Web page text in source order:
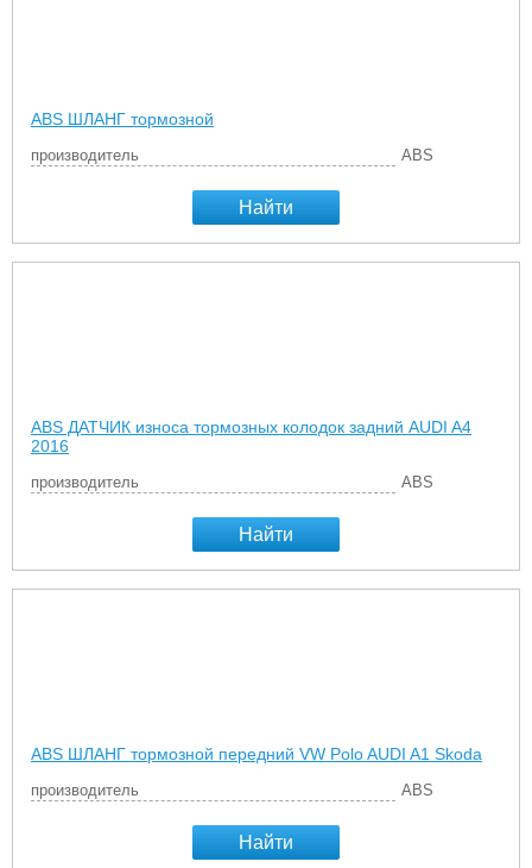
ABS ШЛАНГ тормозной
производитель ABS
Найти
ABS ДАТЧИК износа тормозных колодок задний AUDI A4
2016
производитель ABS
Найти
ABS ШЛАНГ тормозной передний VW Polo AUDI A1 Skoda
производитель ABS
Найти